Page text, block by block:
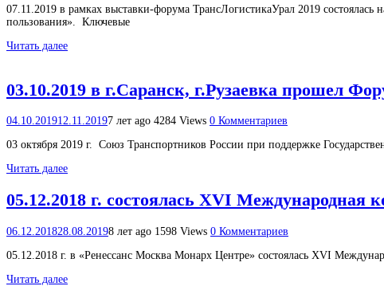
07.11.2019 в рамках выставки-форума ТрансЛогистикаУрал 2019
пользования». Ключевые
Читать далее
03.10.2019 в г.Саранск, г.Рузаевка прошел
04.10.201912.11.20197 лет ago 4284 Views 0 Комментариев
03 октября 2019 г. Союз Транспортников России при поддержке
Читать далее
05.12.2018 г. состоялась XVI Международная
06.12.201828.08.20198 лет ago 1598 Views 0 Комментариев
05.12.2018 г. в «Ренессанс Москва Монарх Центре» состоялась XVI
Читать далее